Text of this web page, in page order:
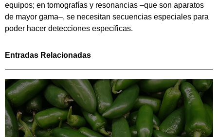
equipos; en tomografías y resonancias –que son aparatos
de mayor gama–, se necesitan secuencias especiales para
poder hacer detecciones específicas.
Entradas Relacionadas